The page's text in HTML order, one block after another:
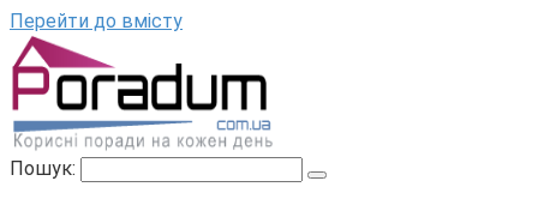
Перейти до вмісту
Пошук: